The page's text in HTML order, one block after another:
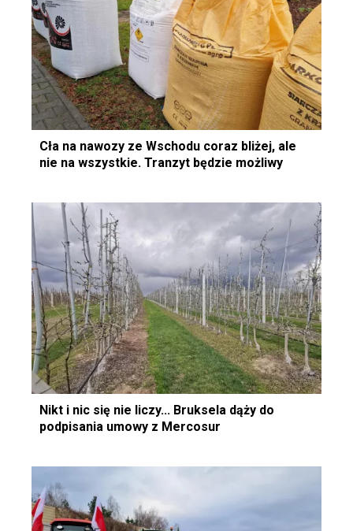
Cła na nawozy ze Wschodu coraz bliżej, ale
nie na wszystkie. Tranzyt będzie możliwy
Nikt i nic się nie liczy... Bruksela dąży do
podpisania umowy z Mercosur